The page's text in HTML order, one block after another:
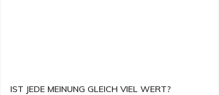
IST JEDE MEINUNG GLEICH VIEL WERT?